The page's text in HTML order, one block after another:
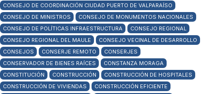
CONSEJO DE COORDINACIÓN CIUDAD PUERTO DE VALPARAÍSO
CONSEJO DE MINISTROS
CONSEJO DE MONUMENTOS NACIONALES
CONSEJO DE POLÍTICAS INFRAESTRUCTURA
CONSEJO REGIONAL
CONSEJO REGIONAL DEL MAULE
CONSEJO VECINAL DE DESARROLLO
CONSEJOS
CONSERJE REMOTO
CONSERJES
CONSERVADOR DE BIENES RAÍCES
CONSTANZA MORAGA
CONSTITUCIÓN
CONSTRUCCIÓN
CONSTRUCCIÓN DE HOSPITALES
CONSTRUCCIÓN DE VIVIENDAS
CONSTRUCCIÓN EFICIENTE